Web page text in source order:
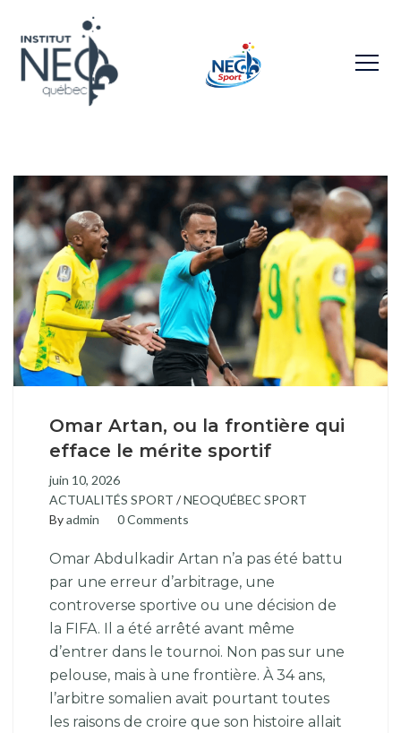
Omar Artan, ou la frontière qui
efface le mérite sportif
juin 10, 2026
ACTUALITÉS SPORT /NEOQUÉBEC SPORT
Byadmin 0 Comments
Omar Abdulkadir Artan n’a pas été battu
par une erreur d’arbitrage, une
controverse sportive ou une décision de
la FIFA. Il a été arrêté avant même
d’entrer dans le tournoi. Non pas sur une
pelouse, mais à une frontière. À 34 ans,
l’arbitre somalien avait pourtant toutes
les raisons de croire que son histoire allait